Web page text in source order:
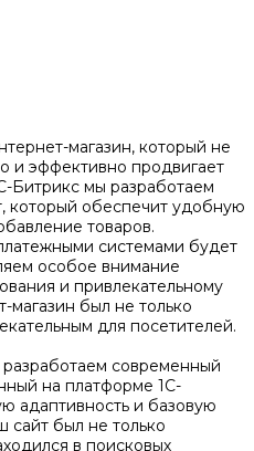
магазин, который не
и эффективно продвигает
Битрикс мы разработаем
который обеспечит удобную
товаров.
системами будет
особое внимание
и привлекательному
магазин был не только
для посетителей.
современный
на платформе 1С-
адаптивность и базовую
сайт был не только
в поисковых